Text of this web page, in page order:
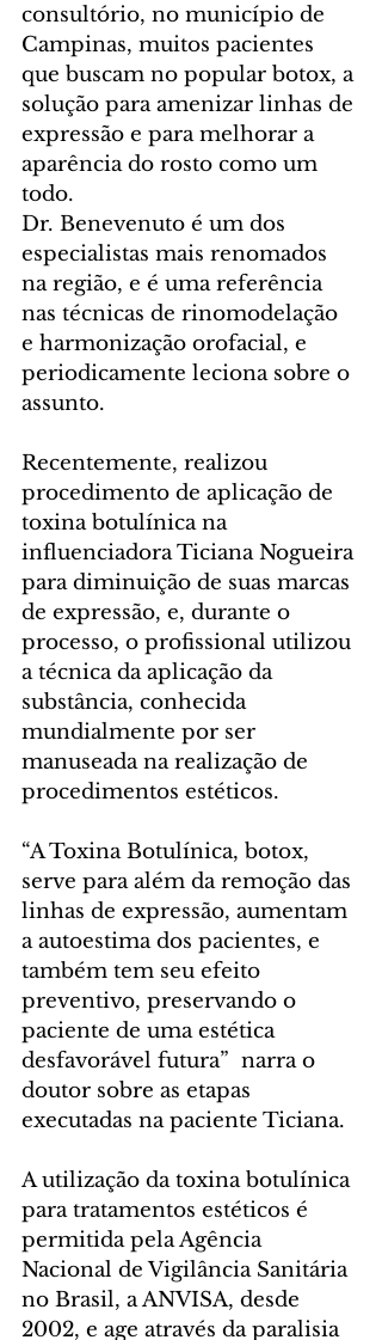
consultório, no município de
Campinas, muitos pacientes
que buscam no popular botox, a
solução para amenizar linhas de
expressão e para melhorar a
aparência do rosto como um
todo.
Dr. Benevenuto é um dos
especialistas mais renomados
na região, e é uma referência
nas técnicas de rinomodelação
e harmonização orofacial, e
periodicamente leciona sobre o
assunto.
Recentemente, realizou
procedimento de aplicação de
toxina botulínica na
influenciadora Ticiana Nogueira
para diminuição de suas marcas
de expressão, e, durante o
processo, o profissional utilizou
a técnica da aplicação da
substância, conhecida
mundialmente por ser
manuseada na realização de
procedimentos estéticos.
“A Toxina Botulínica, botox,
serve para além da remoção das
linhas de expressão, aumentam
a autoestima dos pacientes, e
também tem seu efeito
preventivo, preservando o
paciente de uma estética
desfavorável futura”  narra o
doutor sobre as etapas
executadas na paciente Ticiana.
A utilização da toxina botulínica
para tratamentos estéticos é
permitida pela Agência
Nacional de Vigilância Sanitária
no Brasil, a ANVISA, desde
2002, e age através da paralisia